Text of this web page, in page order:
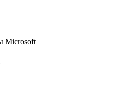
Microsoft